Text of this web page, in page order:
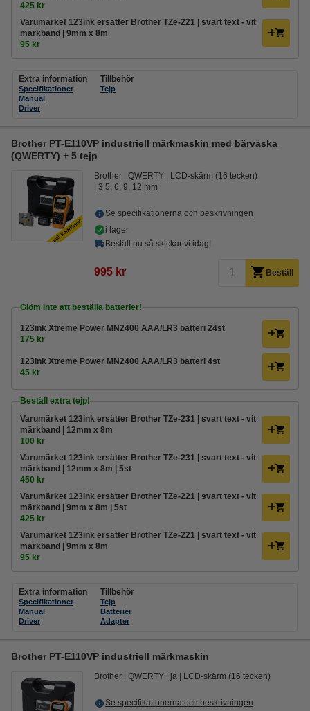
425 kr
Varumärket 123ink ersätter Brother TZe-221 | svart text - vit
märkband | 9mm x 8m
95 kr
Extra information
Specifikationer
Manual
Driver
Tillbehör
Tejp
Brother PT-E110VP industriell märkmaskin med bärväska
(QWERTY) + 5 tejp
Brother QWERTY
LCD-skärm (16 tecken)
3.5, 6, 9, 12 mm
Se specifikationerna och beskrivningen
i lager
Beställ nu så skickar vi idag!
995 kr Beställ
Glöm inte att beställa batterier!
123ink Xtreme Power MN2400 AAA/LR3 batteri 24st
175 kr
123ink Xtreme Power MN2400 AAA/LR3 batteri 4st
45 kr
Beställ extra tejp!
Varumärket 123ink ersätter Brother TZe-231 | svart text - vit
märkband | 12mm x 8m
100 kr
Varumärket 123ink ersätter Brother TZe-231 | svart text - vit
märkband | 12mm x 8m | 5st
450 kr
Varumärket 123ink ersätter Brother TZe-221 | svart text - vit
märkband | 9mm x 8m | 5st
425 kr
Varumärket 123ink ersätter Brother TZe-221 | svart text - vit
märkband | 9mm x 8m
95 kr
Extra information
Specifikationer
Manual
Driver
Tillbehör
Tejp
Batterier
Adapter
Brother PT-E110VP industriell märkmaskin
Brother QWERTY ja LCD-skärm (16 tecken)
Se specifikationerna och beskrivningen